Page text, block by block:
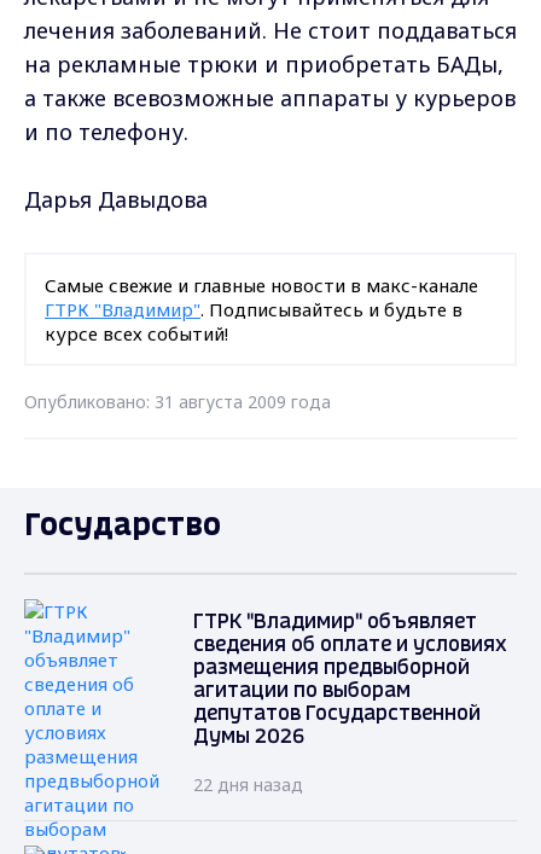
лечения заболеваний. Не стоит поддаваться
на рекламные трюки и приобретать БАДы,
а также всевозможные аппараты у курьеров
и по телефону.
Дарья Давыдова
Самые свежие и главные новости в макс-канале
ГТРК "Владимир". Подписывайтесь и будьте в
курсе всех событий!
Опубликовано: 31 августа 2009 года
Государство
ГТРК "Владимир" объявляет
сведения об оплате и условиях
размещения предвыборной
агитации по выборам
депутатов Государственной
Думы 2026
22 дня назад